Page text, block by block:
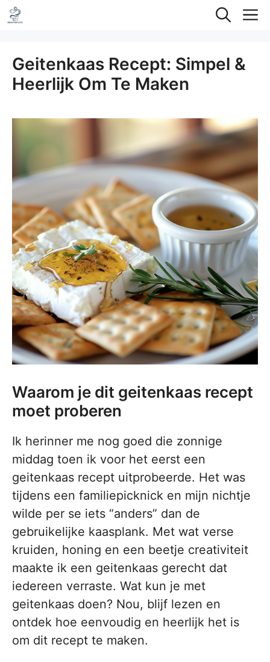
Ga
naar
inhoud
Geitenkaas Recept: Simpel &
Heerlijk Om Te Maken
Waarom je dit geitenkaas recept
moet proberen
Ik herinner me nog goed die zonnige
middag toen ik voor het eerst een
geitenkaas recept uitprobeerde. Het was
tijdens een familiepicknick en mijn nichtje
wilde per se iets “anders” dan de
gebruikelijke kaasplank. Met wat verse
kruiden, honing en een beetje creativiteit
maakte ik een geitenkaas gerecht dat
iedereen verraste. Wat kun je met
geitenkaas doen? Nou, blijf lezen en
ontdek hoe eenvoudig en heerlijk het is
om dit recept te maken.